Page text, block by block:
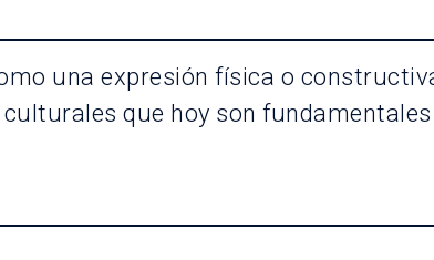
una expresión física o
que hoy son